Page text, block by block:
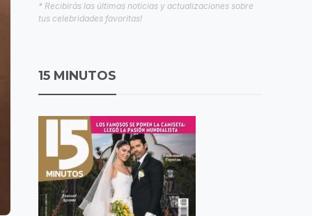
* Recibirás las últimas noticias y actualizaciones sobre
tus celebridades favoritas!
15 MINUTOS